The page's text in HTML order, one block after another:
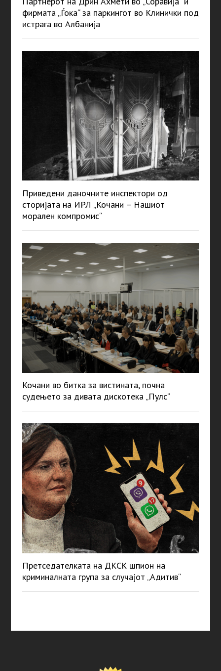
фирмата „Ѓока“ за паркингот во Клинички под
истрага во Албанија
Приведени даночните инспектори од
сторијата на ИРЛ „Кочани – Нашиот
морален компромис“
Кочани во битка за вистината, почна
судењето за дивата дискотека „Пулс“
Претседателката на ДКСК шпион на
криминалната група за случајот „Адитив“